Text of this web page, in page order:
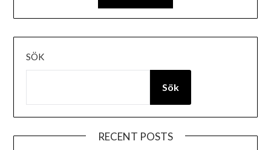
SÖK
Sök
RECENT POSTS